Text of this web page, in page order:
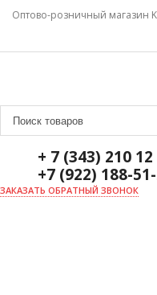
Оптово-розничный магазин
+ 7 (343) 210 12
+7 (922) 188-
ЗАКАЗАТЬ ОБРАТНЫЙ ЗВОНОК